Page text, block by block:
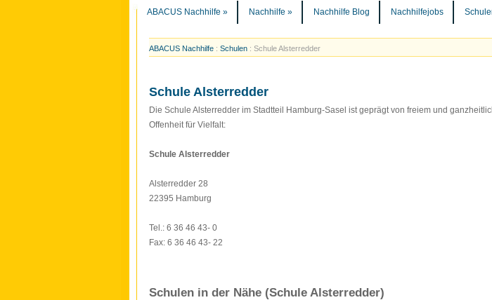
ABACUS Nachhilfe » Nachhilfe » Nachhilfe Blog Nachhilfejobs
ABACUS Nachhilfe : Schulen : Schule Alsterredder
Schule Alsterredder
Die Schule Alsterredder im Stadtteil Hamburg-Sasel ist geprägt von freiem und
Offenheit für Vielfalt:
Schule Alsterredder
Alsterredder 28
22395 Hamburg
Tel.: 6 36 46 43- 0
Fax: 6 36 46 43- 22
Schulen in der Nähe (Schule Alsterredder)